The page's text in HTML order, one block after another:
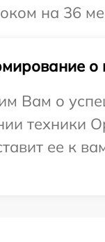
на 36
о
Вам о
техники
ее к